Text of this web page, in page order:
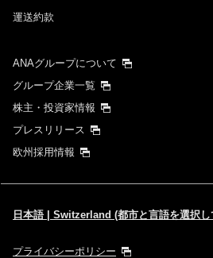
運送約款
ANAグループについて
グループ企業一覧
株主・投資家情報
プレスリリース
欧州採用情報
日本語 | Switzerland (都市と言語を選択し
プライバシーポリシー